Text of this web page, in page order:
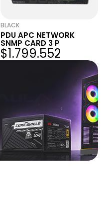
BLACK
PDU APC NETWORK
SNMP CARD 3 P
$1.799.552